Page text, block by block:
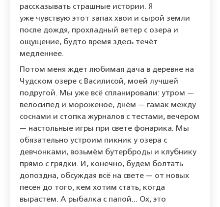
рассказывать страшные истории. Я
уже чувствую этот запах хвои и сырой земли
после дождя, прохладный ветер с озера и
ощущение, будто время здесь течёт
медленнее.
Потом меня ждет любимая дача в деревне на
Чудском озере с Василисой, моей лучшей
подругой. Мы уже всё спланировали: утром —
велосипед и мороженое, днём — гамак между
соснами и стопка журналов с тестами, вечером
— настольные игры при свете фонарика. Мы
обязательно устроим пикник у озера с
девчонками, возьмём бутерброды и клубнику
прямо с грядки. И, конечно, будем болтать
допоздна, обсуждая всё на свете — от новых
песен до того, кем хотим стать, когда
вырастем. А рыбалка с папой... Ох, это